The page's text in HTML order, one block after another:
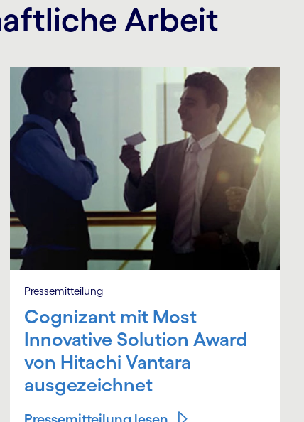
Arbeit
Pressemitteilung
Cognizant mit Most
Innovative Solution Award
von Hitachi Vantara
ausgezeichnet